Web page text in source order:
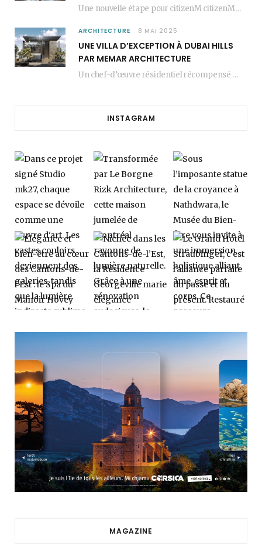
Une nouvelle étape pour citizenM citizenM racheté par Marriott, c’est une annonce qui marque un…
ARCHITECTURE 8 MAI 2025
UNE VILLA D’EXCEPTION À DUBAI HILLS
PAR MEMAR ARCHITECTURE
Un chef-d’œuvre résidentiel récompensé MEMAR Architecture, agence renommée basée à Dubaï, présente aujourd’hui sa dernière…
INSTAGRAM
MAGAZINE